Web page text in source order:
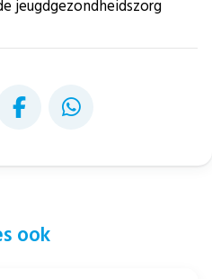
jeugdgezondheidszorg
ook